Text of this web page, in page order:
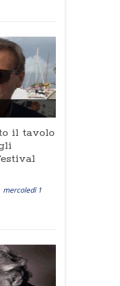
il tavolo
mercoledì 1